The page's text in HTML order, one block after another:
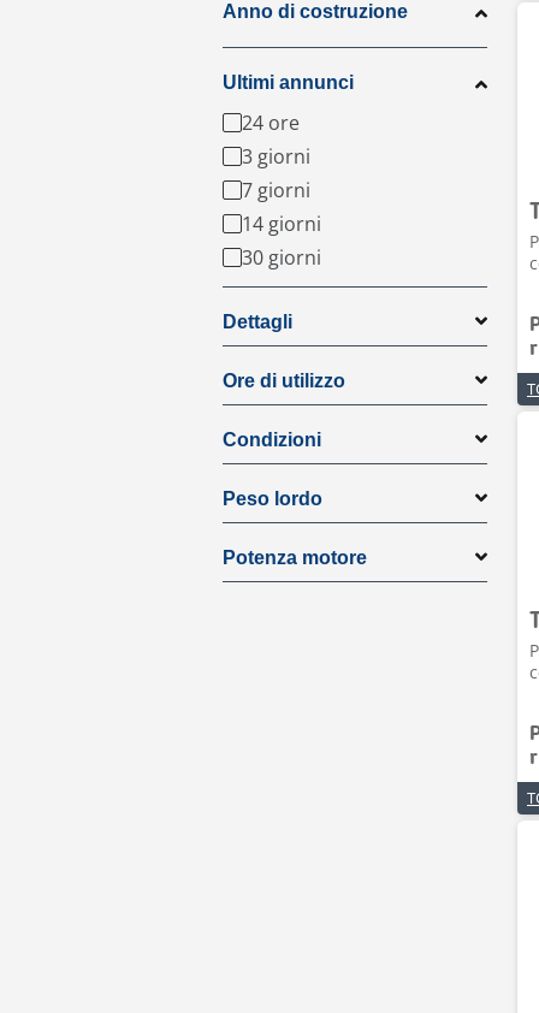
Anno di costruzione
Ultimi annunci
24 ore
3 giorni
7 giorni
14 giorni
30 giorni
Dettagli
Ore di utilizzo
Condizioni
Peso lordo
Potenza motore